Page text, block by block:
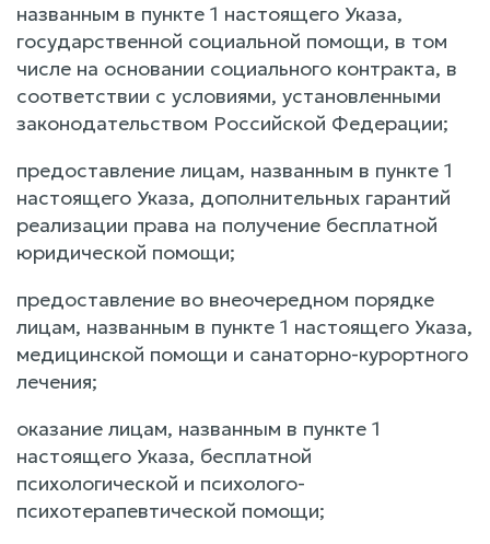
названным в пункте 1 настоящего Указа,
государственной социальной помощи, в том
числе на основании социального контракта, в
соответствии с условиями, установленными
законодательством Российской Федерации;
предоставление лицам, названным в пункте 1
настоящего Указа, дополнительных гарантий
реализации права на получение бесплатной
юридической помощи;
предоставление во внеочередном порядке
лицам, названным в пункте 1 настоящего Указа,
медицинской помощи и санаторно-курортного
лечения;
оказание лицам, названным в пункте 1
настоящего Указа, бесплатной
психологической и психолого-
психотерапевтической помощи;